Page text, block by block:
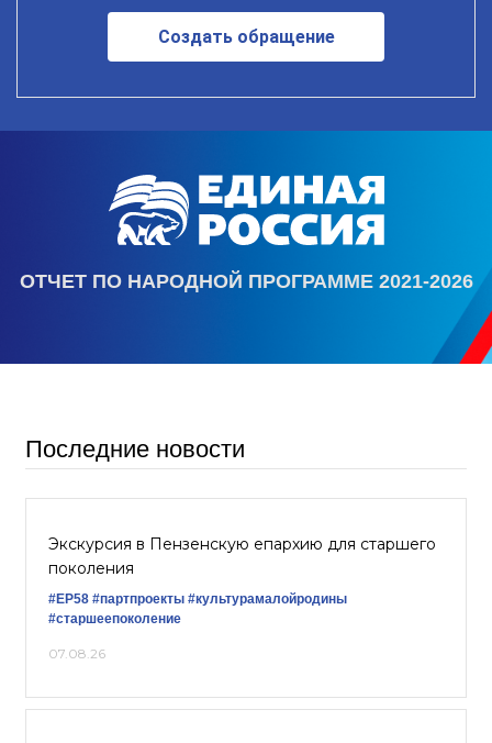
Создать обращение
ОТЧЕТ ПО НАРОДНОЙ ПРОГРАММЕ 2021-2026
Последние новости
Экскурсия в Пензенскую епархию для старшего
поколения
#ЕР58 #партпроекты #культурамалойродины
#старшеепоколение
07.08.26